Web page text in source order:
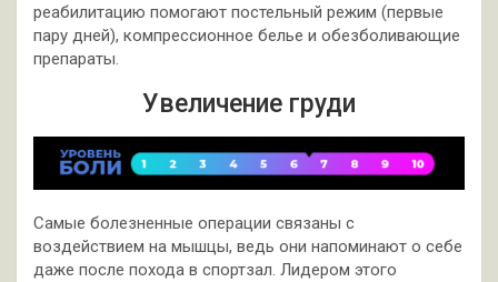
реабилитацию помогают постельный режим (первые
пару дней), компрессионное белье и обезболивающие
препараты.
Увеличение груди
Самые болезненные операции связаны с
воздействием на мышцы, ведь они напоминают о себе
даже после похода в спортзал. Лидером этого